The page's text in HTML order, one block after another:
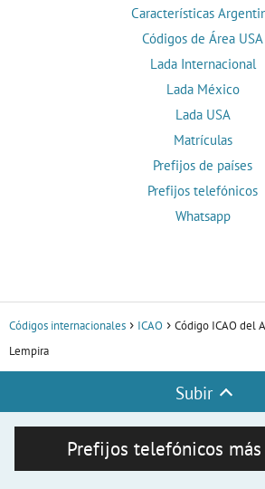
Características
Códigos de Área USA
Lada Internacional
Lada México
Lada USA
Matrículas
Prefijos de países
Prefijos telefónicos
Whatsapp
Códigos internacionales ICAO
Código ICAO del
Lempira
Subir
Prefijos telefónicos más